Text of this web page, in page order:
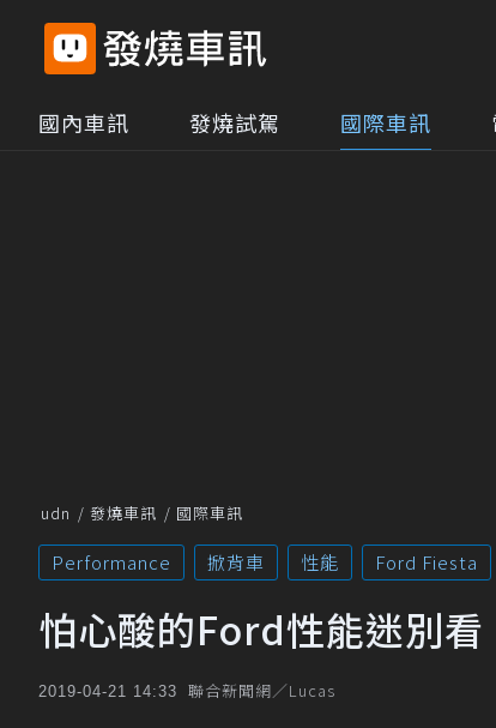
國內車訊 發燒試駕 國際車訊
udn 發燒車訊 國際車訊
Performance 掀背車 性能 Ford Fiesta
怕心酸的Ford性能迷別
2019-04-21 14:33 聯合新聞網／Lucas